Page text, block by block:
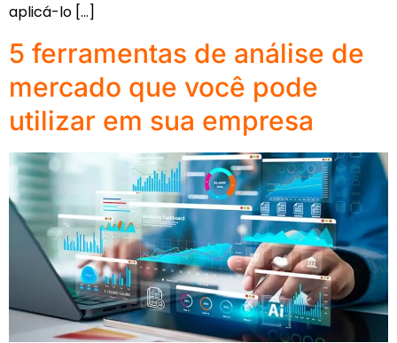
aplicá-lo […]
5 ferramentas de análise de
mercado que você pode
utilizar em sua empresa